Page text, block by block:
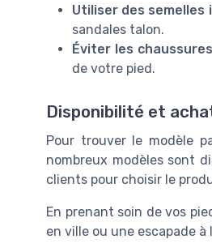
Utiliser des semelles
sandales talon.
Éviter les
de votre pied.
Disponibilité et
Pour trouver le modèle
nombreux modèles sont
clients pour choisir le
En prenant soin de vos
en ville ou une escapade à